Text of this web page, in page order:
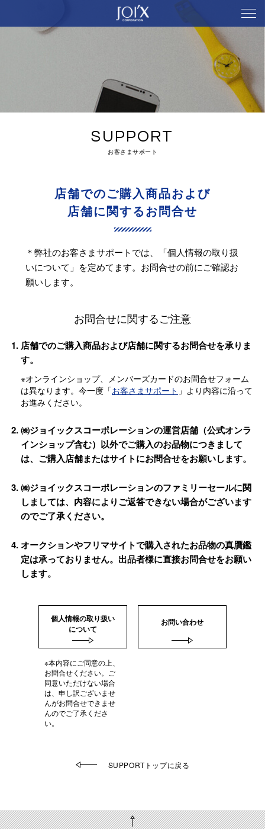
SUPPORT
お客さまサポート
店舗でのご購入商品および
店舗に関するお問合せ
＊弊社のお客さまサポートでは、「個人情報の取り扱
いについて」を定めてます。お問合せの前にご確認お
願いします。
お問合せに関するご注意
店舗でのご購入商品および店舗に関するお問合せを承りま
す。
※オンラインショップ、メンバーズカードのお問合せフォーム
は異なります。今一度「お客さまサポート 」より内容に沿って
お進みください。
㈱ジョイックスコーポレーションの運営店舗（公式オンラ
インショップ含む）以外でご購入のお品物につきまして
は、ご購入店舗またはサイトにお問合せをお願いします。
㈱ジョイックスコーポレーションのファミリーセールに関
しましては、内容によりご返答できない場合がございます
のでご了承ください。
オークションやフリマサイトで購入されたお品物の真贋鑑
定は承っておりません。出品者様に直接お問合せをお願い
します。
個人情報の取り扱い
について
※本内容にご同意の上、
お問合せください。ご
同意いただけない場合
は、申し訳ございませ
んがお問合せできませ
んのでご了承くださ
い。
お問い合わせ
SUPPORTトップに戻る